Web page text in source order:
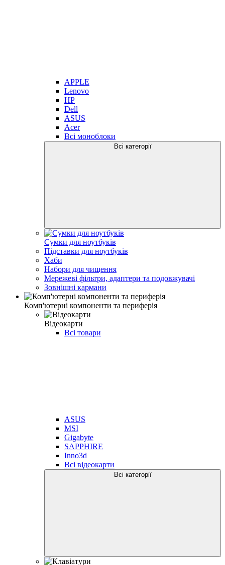
APPLE
Lenovo
HP
Dell
ASUS
Acer
Всі моноблоки
Всі категорії
Сумки для ноутбуків
Підставки для ноутбуків
Хаби
Набори для чищення
Мережеві фільтри, адаптери та подовжувачі
Зовнішні кармани
Комп'ютерні компоненти та периферія
Відеокарти
Всі товари
ASUS
MSI
Gigabyte
SAPPHIRE
Inno3d
Всі відеокарти
Всі категорії